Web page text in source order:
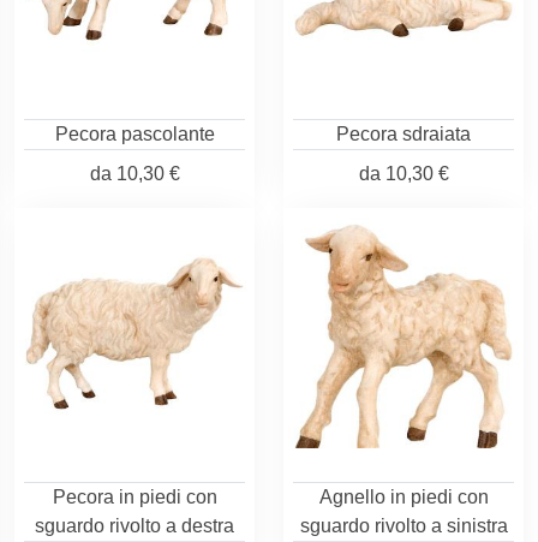
Pecora pascolante
da 10,30 €
Pecora sdraiata
da 10,30 €
Pecora in piedi con
sguardo rivolto a destra
Agnello in piedi con
sguardo rivolto a sinistra